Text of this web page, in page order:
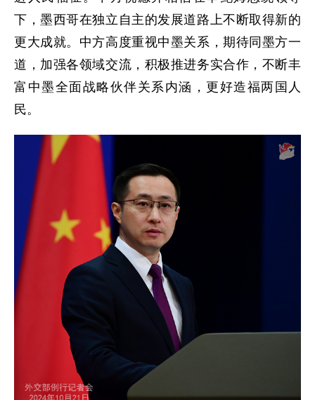
下，墨西哥在独立自主的发展道路上不断取得新的
更大成就。中方高度重视中墨关系，期待同墨方一
道，加强各领域交流，积极推进务实合作，不断丰
富中墨全面战略伙伴关系内涵，更好造福两国人
民。